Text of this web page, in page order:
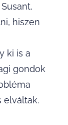
hiszen
ki is a
gondok
elváltak.